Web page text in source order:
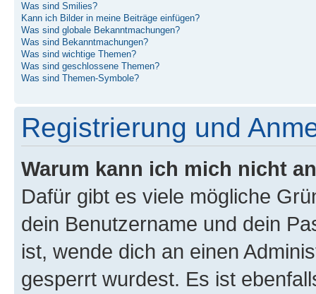
Was sind Smilies?
Kann ich Bilder in meine Beiträge einfügen?
Was sind globale Bekanntmachungen?
Was sind Bekanntmachungen?
Was sind wichtige Themen?
Was sind geschlossene Themen?
Was sind Themen-Symbole?
Registrierung und
Warum kann ich mich nicht
Dafür gibt es viele mögliche
dein Benutzername und dein
ist, wende dich an einen
gesperrt wurdest. Es ist